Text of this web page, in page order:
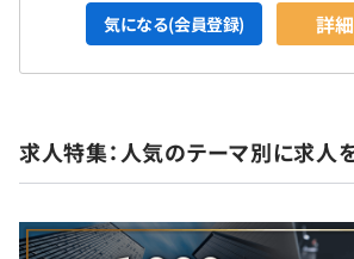
気になる(会員登録) 詳
求人特集：人気のテーマ別に求人